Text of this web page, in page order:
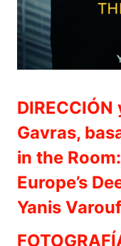
Gavras,
in the
Europe’s
Yanis